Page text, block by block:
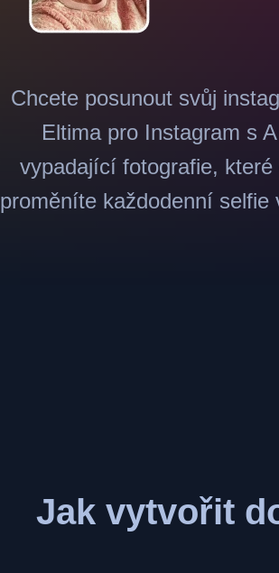
Chcete posunout svůj
Eltima pro Instagram s
vypadající fotografie,
proměníte každodenní
Jak vytvořit